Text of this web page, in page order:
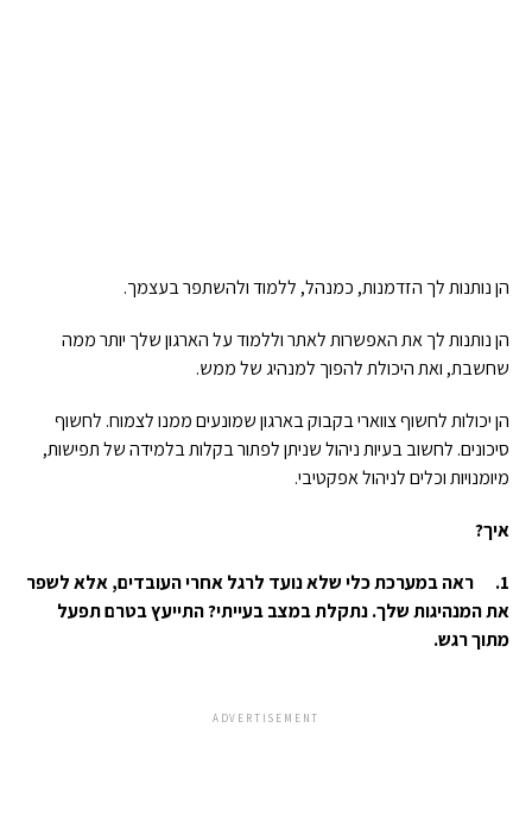
הן נותנות לך הזדמנות, כמנהל, ללמוד ולהשתפר בעצמך.
הן נותנות לך את האפשרות לאתר וללמוד על הארגון שלך יותר ממה
שחשבת, ואת היכולת להפוך למנהיג של ממש.
הן יכולות לחשוף צווארי בקבוק בארגון שמונעים ממנו לצמוח. לחשוף
סיכונים. לחשוב בעיות ניהול שניתן לפתור בקלות בלמידה של תפישות,
מיומנויות וכלים לניהול אפקטיבי.
איך?
1.
ראה במערכת כלי שלא נועד לרגל אחרי העובדים, אלא לשפר
את המנהיגות שלך. נתקלת במצב בעייתי? התייעץ בטרם תפעל
מתוך רגש.
ADVERTISEMENT